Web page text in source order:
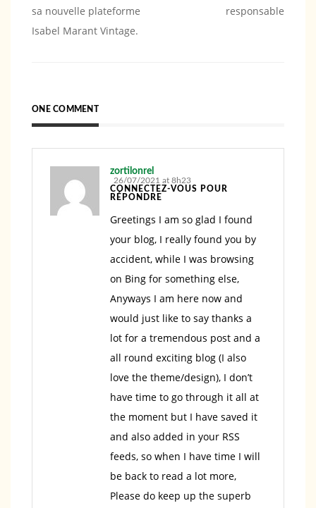
l’article
sa nouvelle plateforme
Isabel Marant Vintage.
responsable
ONE COMMENT
zortilonrel
26/07/2021 at 8h23
CONNECTEZ-VOUS POUR
RÉPONDRE
Greetings I am so glad I found
your blog, I really found you by
accident, while I was browsing
on Bing for something else,
Anyways I am here now and
would just like to say thanks a
lot for a tremendous post and a
all round exciting blog (I also
love the theme/design), I don’t
have time to go through it all at
the moment but I have saved it
and also added in your RSS
feeds, so when I have time I will
be back to read a lot more,
Please do keep up the superb